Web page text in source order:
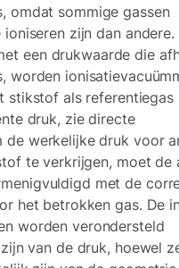
omdat sommige gassen
zijn dan andere.
een drukwaarde die
worden
stikstof als referentiegas
druk, zie directe
de werkelijke druk voor
te verkrijgen, moet de
met de
het betrokken gas. De
worden verondersteld
van de druk, hoewel